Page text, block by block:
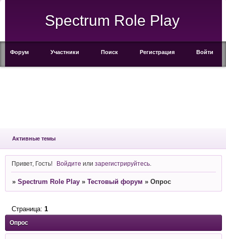
Spectrum Role Play
Форум Участники Поиск Регистрация Войти
Активные темы
Привет, Гость! Войдите илизарегистрируйтесь
» Spectrum Role Play » Тестовый форум » Опрос
Опрос
Страница: 1